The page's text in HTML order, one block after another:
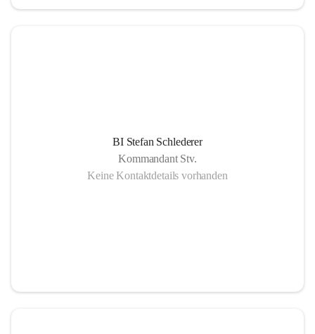
BI Stefan Schlederer
Kommandant Stv.
Keine Kontaktdetails vorhanden